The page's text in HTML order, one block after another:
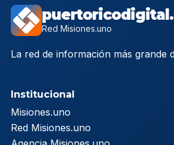
Red Misiones.uno
La red de información más grande
Institucional
Misiones.uno
Red Misiones.uno